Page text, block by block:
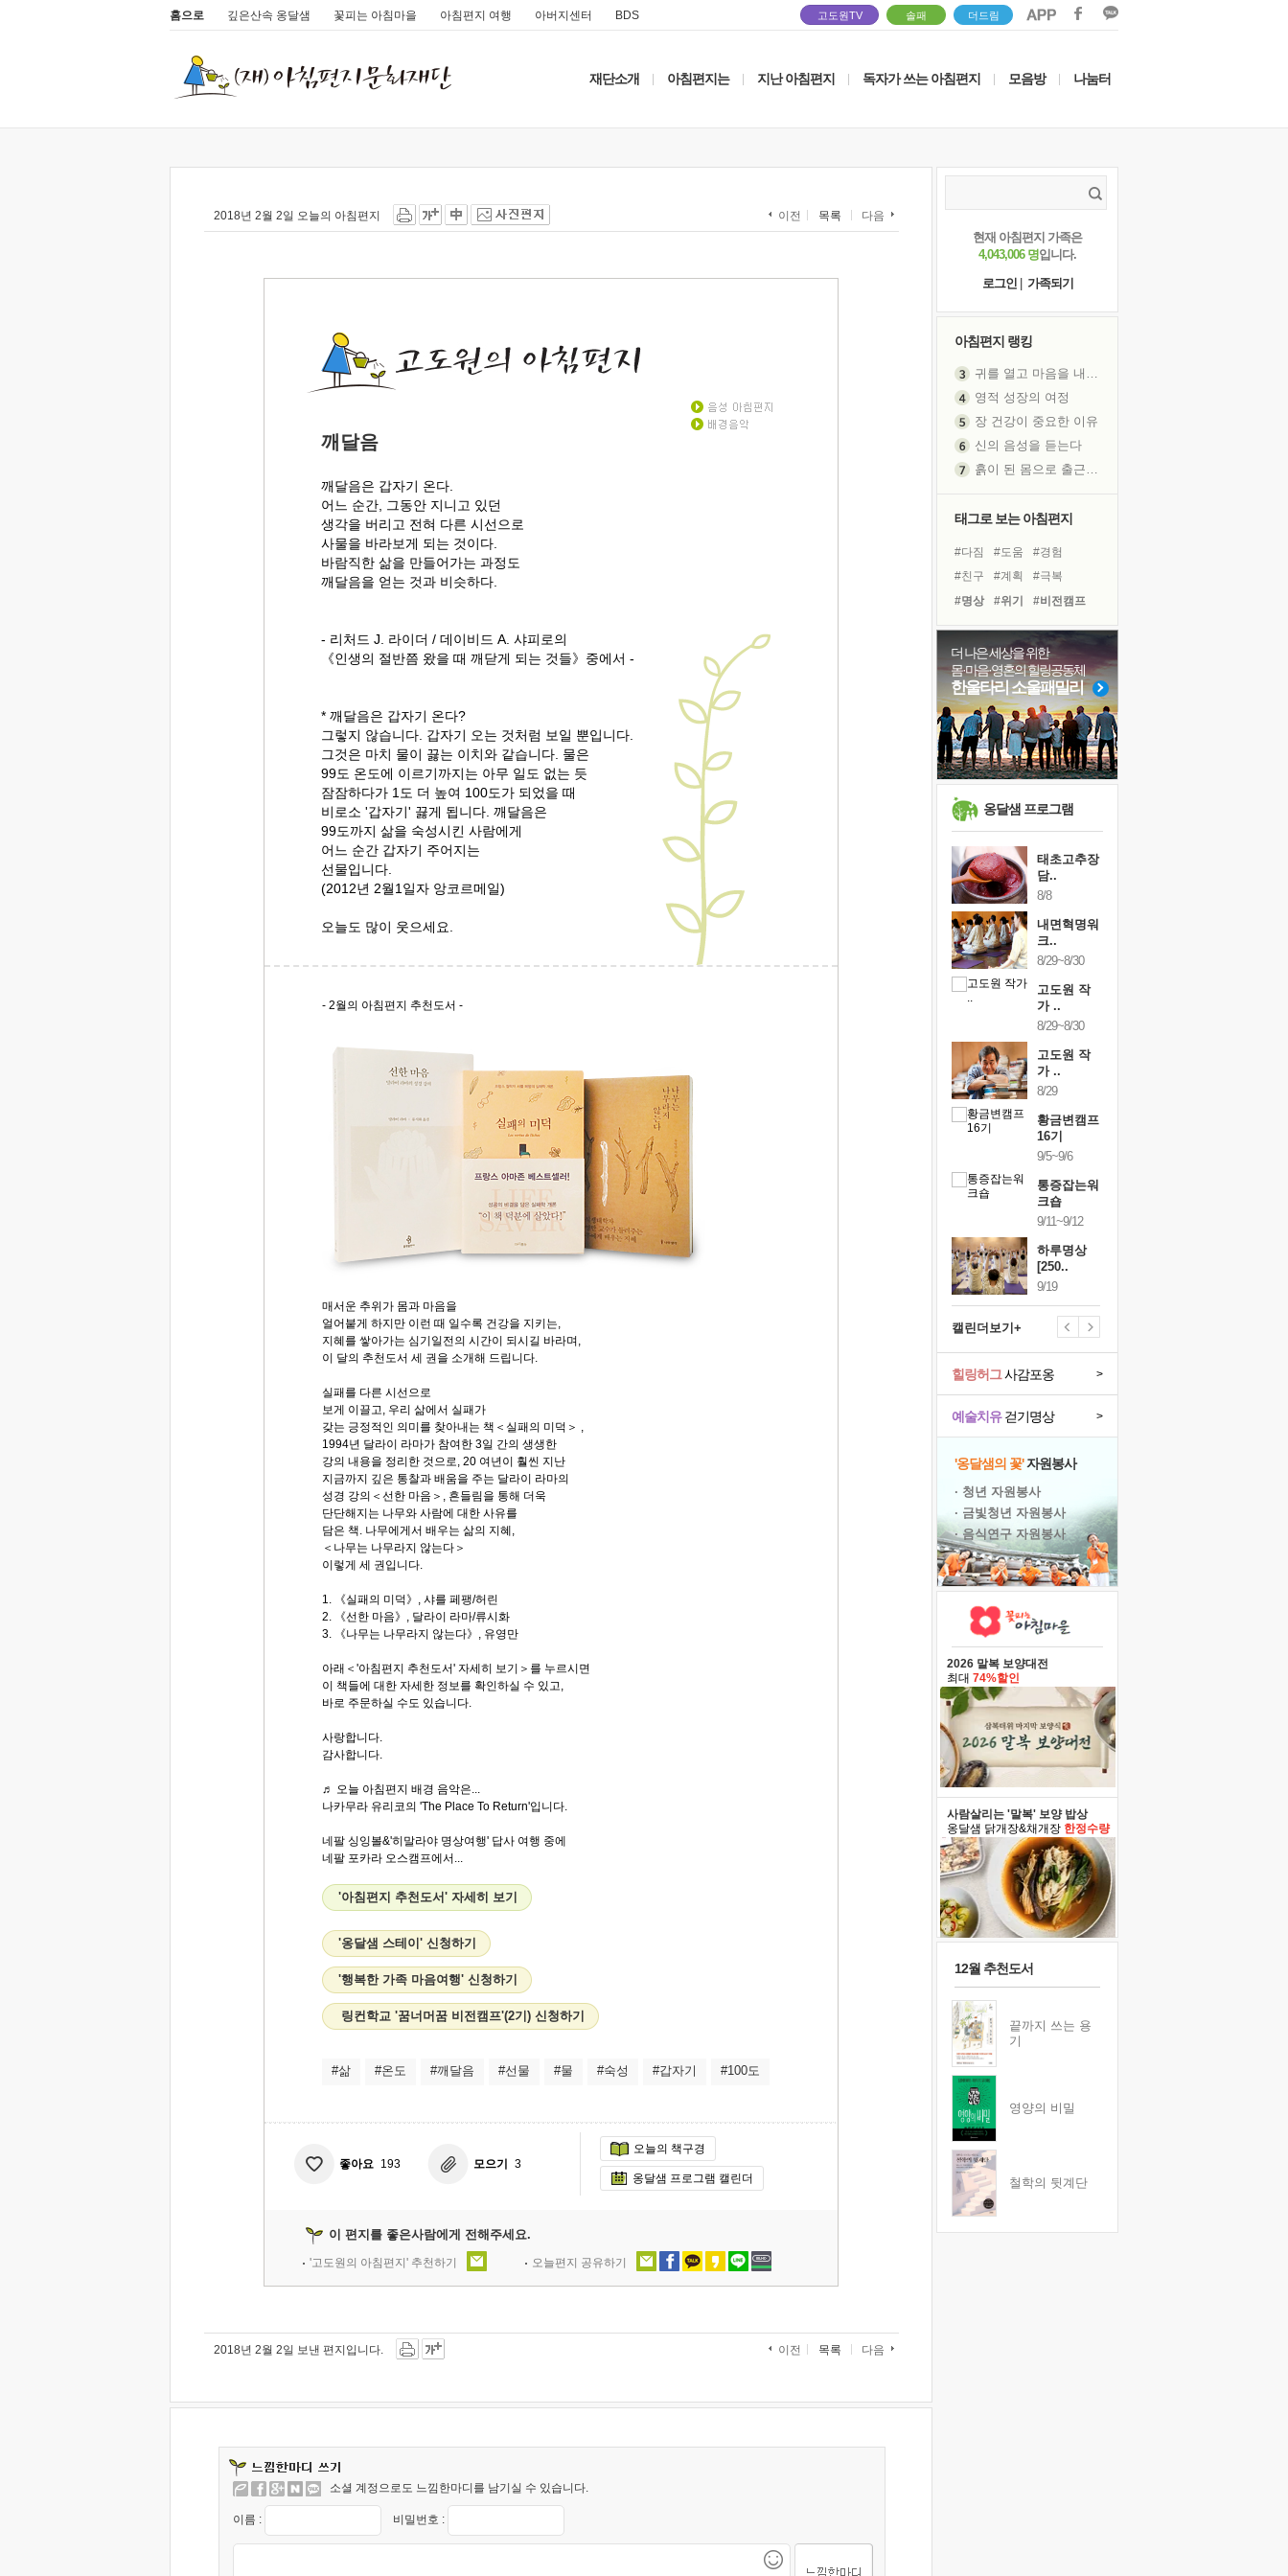
홈으로 깊은산속 옹달샘 꽃피는 아침마을 아침편지 여행 아버지센터 BDS 고도원TV 솔패 더드림
재단소개 아침편지는 지난 아침편지 독자가 쓰는 아침편지 모음방 나눔터
2018년 2월 2일 오늘의 아침편지 이전 목록 다음
깨달음
깨달음은 갑자기 온다.
어느 순간, 그동안 지니고 있던
생각을 버리고 전혀 다른 시선으로
사물을 바라보게 되는 것이다.
바람직한 삶을 만들어가는 과정도
깨달음을 얻는 것과 비슷하다.
- 리처드 J. 라이더 / 데이비드 A. 샤피로의
《인생의 절반쯤 왔을 때 깨닫게 되는 것들》중에서 -
* 깨달음은 갑자기 온다?
그렇지 않습니다. 갑자기 오는 것처럼 보일 뿐입니다.
그것은 마치 물이 끓는 이치와 같습니다. 물은
99도 온도에 이르기까지는 아무 일도 없는 듯
잠잠하다가 1도 더 높여 100도가 되었을 때
비로소 '갑자기' 끓게 됩니다. 깨달음은
99도까지 삶을 숙성시킨 사람에게
어느 순간 갑자기 주어지는
선물입니다.
(2012년 2월1일자 앙코르메일)
오늘도 많이 웃으세요.
- 2월의 아침편지 추천도서 -
매서운 추위가 몸과 마음을
얼어붙게 하지만 이런 때 일수록 건강을 지키는,
지혜를 쌓아가는 심기일전의 시간이 되시길 바라며,
이 달의 추천도서 세 권을 소개해 드립니다.
실패를 다른 시선으로
보게 이끌고, 우리 삶에서 실패가
갖는 긍정적인 의미를 찾아내는 책＜실패의 미덕＞ ,
1994년 달라이 라마가 참여한 3일 간의 생생한
강의 내용을 정리한 것으로, 20 여년이 훨씬 지난
지금까지 깊은 통찰과 배움을 주는 달라이 라마의
성경 강의＜선한 마음＞, 흔들림을 통해 더욱
단단해지는 나무와 사람에 대한 사유를
담은 책. 나무에게서 배우는 삶의 지혜,
＜나무는 나무라지 않는다＞
이렇게 세 권입니다.
1. 《실패의 미덕》, 샤를 페팽/허린
2. 《선한 마음》, 달라이 라마/류시화
3. 《나무는 나무라지 않는다》, 유영만
아래＜'아침편지 추천도서' 자세히 보기＞를 누르시면
이 책들에 대한 자세한 정보를 확인하실 수 있고,
바로 주문하실 수도 있습니다.
사랑합니다.
감사합니다.
♬ 오늘 아침편지 배경 음악은...
나카무라 유리코의 'The Place To Return'입니다.
네팔 싱잉볼&'히말라야 명상여행' 답사 여행 중에
네팔 포카라 오스캠프에서...
'아침편지 추천도서' 자세히 보기
'옹달샘 스테이' 신청하기
'행복한 가족 마음여행' 신청하기
링컨학교 '꿈너머꿈 비전캠프'(2기) 신청하기
#삶 #온도 #깨달음 #선물 #물 #숙성 #갑자기 #100도
좋아요 193 모으기 3
오늘의 책구경
옹달샘 프로그램 캘린더
이 편지를 좋은사람에게 전해주세요.
'고도원의 아침편지' 추천하기 오늘편지 공유하기
2018년 2월 2일 보낸 편지입니다. 이전 목록 다음
소셜 계정으로도 느낌한마디를 남기실 수 있습니다.
이름 : 비밀번호 :
현재 아침편지 가족은
4,043,006 명입니다.
로그인
가족되기
아침편지 랭킹
영적 성장의 여정
장 건강이 중요한 이유
신의 음성을 듣는다
극과 극의 양 끝단
극심한 변비, 어깨결림, 수면 장애
보고 싶은 어머니
유년 시절의 부산 영도 바다
못된 꼰대들
거울 속의 나
희망이란
'모른다'는 것
귀를 열고 마음을 내어주고
태그로 보는 아침편지
#다짐 #도움
#경험
#친구
#계획
#극복
#명상
#위기
#비전캠프
#독서캠프
#희망
#삶
#유튜브
#바이러스
#면역력
#힐링
#아이들
#독서
#선택
#리더
#사람
#나눔
더 나은 세상을 위한
몸·마음·영혼의 힐링공동체
한울타리 소울패밀리
옹달샘 프로그램
태초고추장
담..
8/8
내면혁명워
크..
8/29~8/30
고도원 작
가 ..
8/29~8/30
고도원 작
가 ..
8/29
황금변캠프
16기
9/5~9/6
통증잡는워
크숍
9/11~9/12
하루명상
[250..
9/19
캘린더보기+
예술치유걷기명상 >
힐링허그사감포옹 >
'옹달샘의 꽃'자원봉사
· 청년 자원봉사
· 금빛청년 자원봉사
· 음식연구 자원봉사
2026 말복 보양대전
최대 74%할인
사람살리는 '말복' 보양 밥상
옹달샘 닭개장&채개장 한정수량
12월 추천도서
끝까지 쓰는 용
기
영양의 비밀
철학의 뒷계단